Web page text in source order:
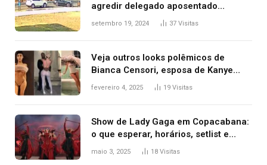
agredir delegado aposentado
durante confusão no trânsito
setembro 19, 2024 37 Visitas
Veja outros looks polêmicos de
Bianca Censori, esposa de Kanye
West que apareceu nua no Grammy
fevereiro 4, 2025 19 Visitas
Show de Lady Gaga em Copacabana:
o que esperar, horários, setlist e
onde assistir
maio 3, 2025 18 Visitas